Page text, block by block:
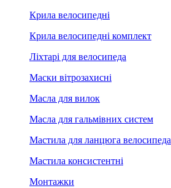
Крила велосипедні
Крила велосипедні комплект
Ліхтарі для велосипеда
Маски вітрозахисні
Масла для вилок
Масла для гальмівних систем
Мастила для ланцюга велосипеда
Мастила консистентні
Монтажки